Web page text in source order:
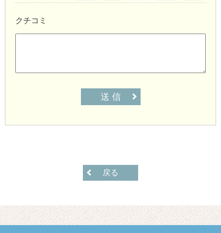
クチコミ
送 信
戻る